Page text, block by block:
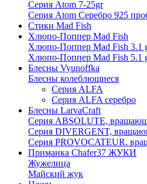
Серия Atom 7-25gr
Серия Atom Серебро 925
Стики Mad Fish
Хлюпо-Поппер Mad Fish
Хлюпо-Поппер Mad Fish 3.1
Хлюпо-Поппер Mad Fish 5.1
Блесны Vyunoffka
Блесны колеблющиеся
Серия ALFA
Серия ALFA серебро
Блесны LarvaCraft
Серия ABSOLUTE,
Серия DIVERGENT,
Серия PROVOCATEUR.
Приманка Chafer37 ЖУКИ
Жужелица
Майский жук